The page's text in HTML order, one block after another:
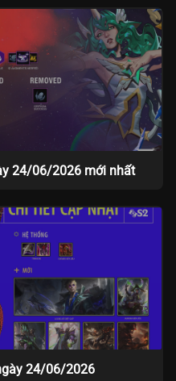
24/06/2026 mới nhất
24/06/2026